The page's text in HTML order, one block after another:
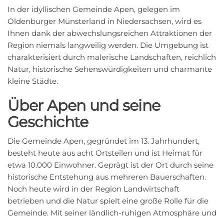
In der idyllischen Gemeinde Apen, gelegen im
Oldenburger Münsterland in Niedersachsen, wird es
Ihnen dank der abwechslungsreichen Attraktionen der
Region niemals langweilig werden. Die Umgebung ist
charakterisiert durch malerische Landschaften, reichlich
Natur, historische Sehenswürdigkeiten und charmante
kleine Städte.
Über Apen und seine
Geschichte
Die Gemeinde Apen, gegründet im 13. Jahrhundert,
besteht heute aus acht Ortsteilen und ist Heimat für
etwa 10.000 Einwohner. Geprägt ist der Ort durch seine
historische Entstehung aus mehreren Bauerschaften.
Noch heute wird in der Region Landwirtschaft
betrieben und die Natur spielt eine große Rolle für die
Gemeinde. Mit seiner ländlich-ruhigen Atmosphäre und